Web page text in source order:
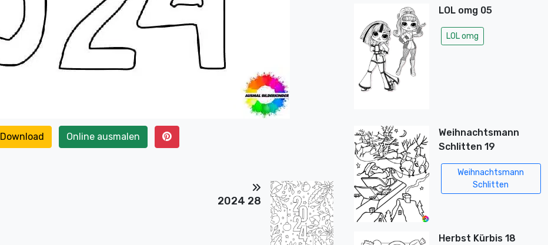
Download Online ausmalen
2024 28
LOL omg 05
LOL omg
Weihnachtsmann
Schlitten 19
Weihnachtsmann
Schlitten
Herbst Kürbis 18